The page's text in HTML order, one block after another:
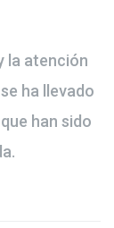
la atención
ha llevado
han sido